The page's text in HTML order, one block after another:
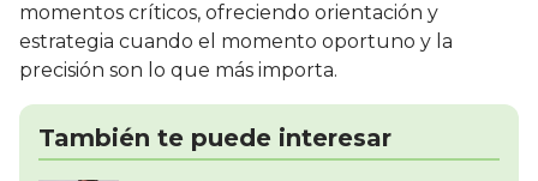
momentos críticos, ofreciendo orientación y
estrategia cuando el momento oportuno y la
precisión son lo que más importa.
También te puede interesar